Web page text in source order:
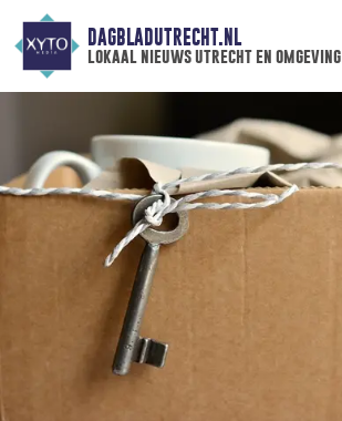
DAGBLADUTRECHT.NL
lokaal nieuws utrecht en omgeving